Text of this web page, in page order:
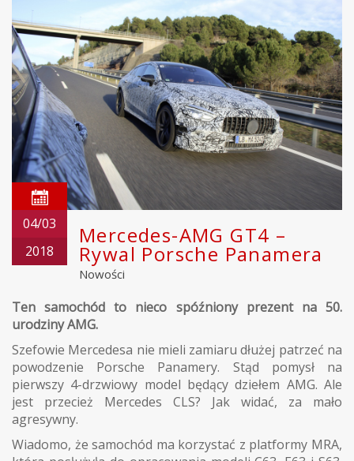
04/03
2018
Mercedes-AMG GT4 –
Rywal Porsche Panamera
Nowości
Ten samochód to nieco spóźniony prezent na 50.
urodziny AMG.
Szefowie Mercedesa nie mieli zamiaru dłużej patrzeć na
powodzenie Porsche Panamery. Stąd pomysł na
pierwszy 4-drzwiowy model będący dziełem AMG. Ale
jest przecież Mercedes CLS? Jak widać, za mało
agresywny.
Wiadomo, że samochód ma korzystać z platformy MRA,